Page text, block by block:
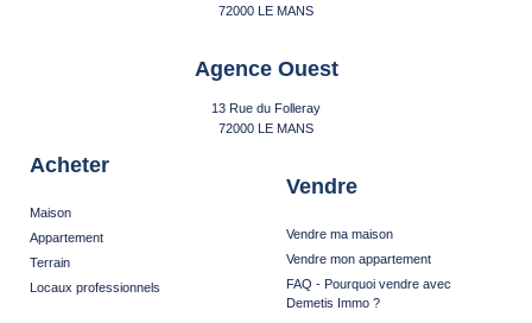
72000 LE MANS
Agence Ouest
13 Rue du Folleray
72000 LE MANS
Acheter
Maison
Appartement
Terrain
Locaux professionnels
Vendre
Vendre ma maison
Vendre mon appartement
FAQ - Pourquoi vendre avec
Demetis Immo ?